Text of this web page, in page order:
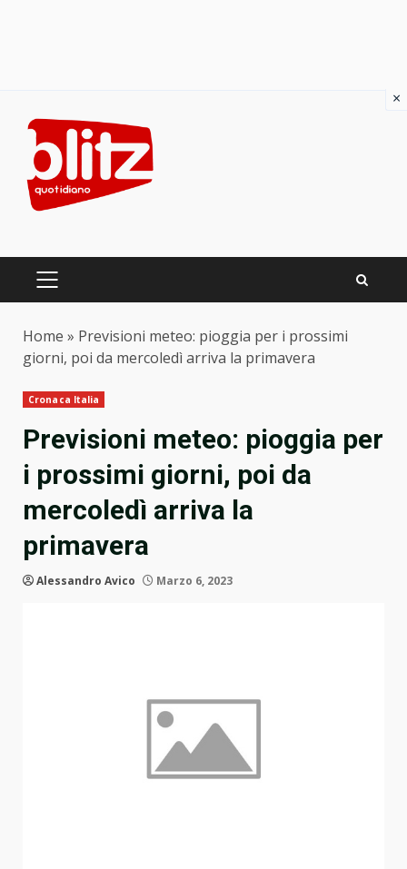
content
PRIMARY
Home » Previsioni meteo: pioggia per i prossimi
giorni, poi da mercoledì arriva la primavera
Cronaca Italia
Previsioni meteo: pioggia per
i prossimi giorni, poi da
mercoledì arriva la
primavera
Alessandro Avico Marzo 6, 2023
×